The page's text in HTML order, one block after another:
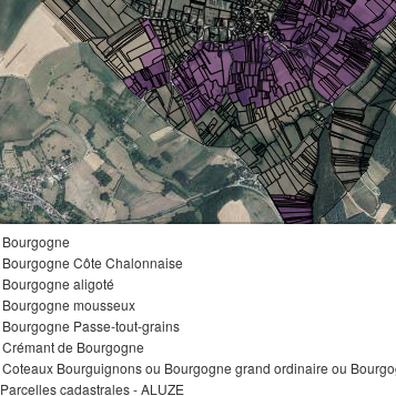
Bourgogne
Bourgogne Côte Chalonnaise
Bourgogne aligoté
Bourgogne mousseux
Bourgogne Passe-tout-grains
Crémant de Bourgogne
Coteaux Bourguignons ou Bourgogne grand ordinaire ou
Parcelles cadastrales - ALUZE